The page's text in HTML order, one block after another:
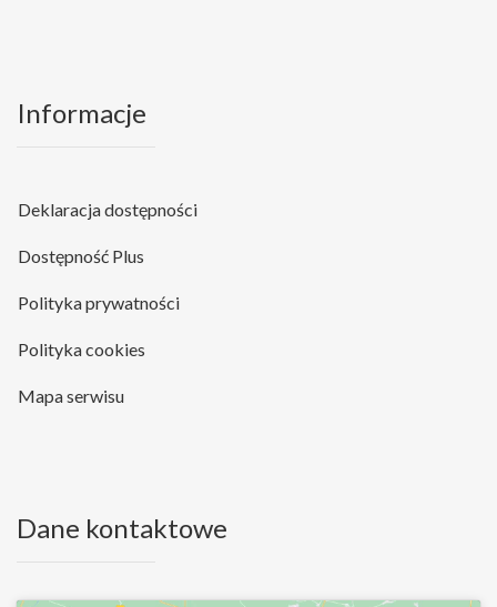
Informacje
Deklaracja dostępności
Dostępność Plus
Polityka prywatności
Polityka cookies
Mapa serwisu
Dane kontaktowe